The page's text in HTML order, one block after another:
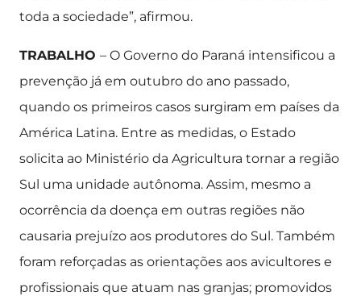
toda a sociedade”, afirmou.
TRABALHO – O Governo do Paraná intensificou a
prevenção já em outubro do ano passado,
quando os primeiros casos surgiram em países da
América Latina. Entre as medidas, o Estado
solicita ao Ministério da Agricultura tornar a região
Sul uma unidade autônoma. Assim, mesmo a
ocorrência da doença em outras regiões não
causaria prejuízo aos produtores do Sul. Também
foram reforçadas as orientações aos avicultores e
profissionais que atuam nas granjas; promovidos